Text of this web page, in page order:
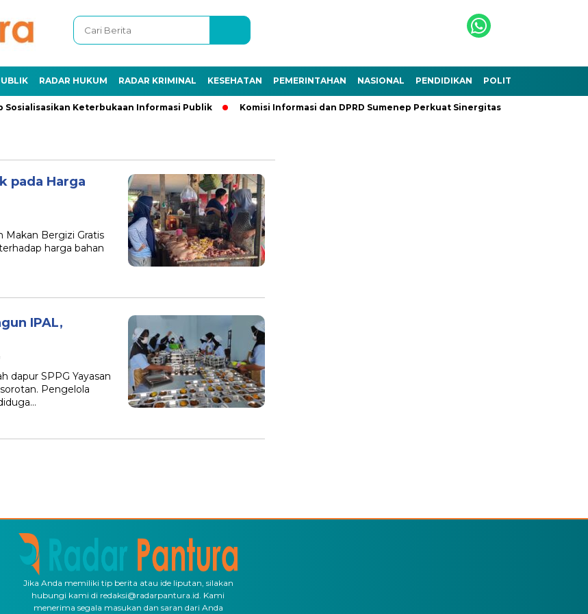
RADAR HUKUM RADAR KRIMINAL KESEHATAN PEMERINTAHAN NASIONAL PENDIDIKAN POLITIK
Sosialisasikan Keterbukaan Informasi Publik Komisi Informasi dan DPRD Sumenep Perkuat Sinergitas
pada Harga
Makan Bergizi Gratis
harga bahan
IPAL,
dapur SPPG Yayasan
Pengelola
Jika Anda memiliki tip berita atau ide liputan, silakan
hubungi kami di redaksi@radarpantura.id. Kami
menerima segala masukan dan saran dari Anda